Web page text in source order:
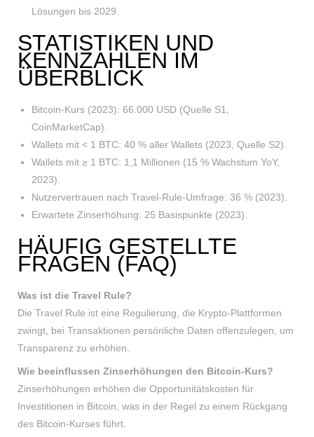
Lösungen bis 2029.
STATISTIKEN UND
KENNZAHLEN IM
ÜBERBLICK
Bitcoin-Kurs (2023): 66.000 USD (Quelle S1,
CoinMarketCap).
Wallets mit < 1 BTC: 40 % aller Wallets (2023, Quelle S2).
Wallets mit ≥ 1 BTC: 1,1 Millionen (15 % Wachstum YoY,
2023).
Nutzervertrauen nach Travel-Rule-Umfrage: 36 % (2023).
Erwartete Zinserhöhung: 25 Basispunkte (2023).
HÄUFIG GESTELLTE
FRAGEN (FAQ)
Was ist die Travel Rule?
Die Travel Rule ist eine Regulierung, die Krypto-Plattformen
zwingt, bei Transaktionen persönliche Daten offenzulegen, um
Transparenz zu erhöhen.
Wie beeinflussen Zinserhöhungen den Bitcoin-Kurs?
Zinserhöhungen erhöhen die Opportunitätskosten für
Investitionen in Bitcoin, was in der Regel zu einem Rückgang
des Bitcoin-Kurses führt.